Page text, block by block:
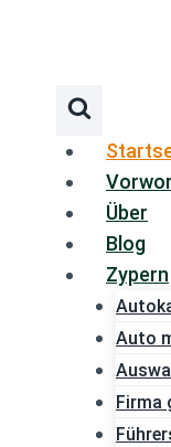
Über
Blog
Zypern
Auto
Firma